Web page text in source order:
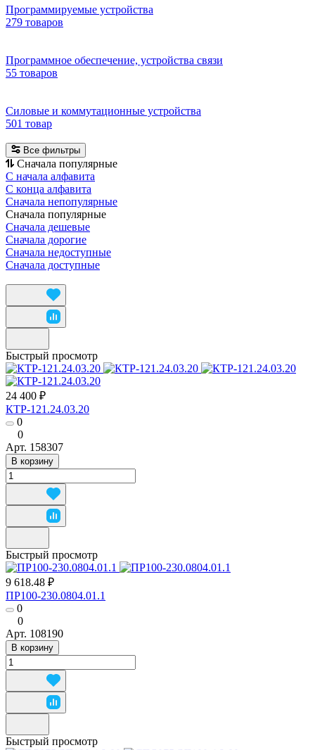
Программируемые устройства
279 товаров
Программное обеспечение, устройства связи
55 товаров
Силовые и коммутационные устройства
501 товар
Все фильтры
Сначала популярные
С начала алфавита
С конца алфавита
Сначала непопулярные
Сначала популярные
Сначала дешевые
Сначала дорогие
Сначала недоступные
Сначала доступные
Быстрый просмотр
24 400 ₽
КТР-121.24.03.20
0
0
Арт. 158307
В корзину
Быстрый просмотр
9 618.48 ₽
ПР100-230.0804.01.1
0
0
Арт. 108190
В корзину
Быстрый просмотр